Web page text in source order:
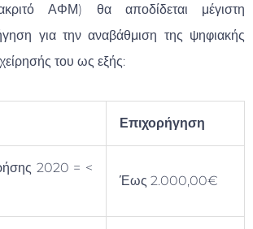
ΑΦΜ) θα αποδίδεται μέγιστη
για την αναβάθμιση της ψηφιακής
του ως εξής:
Επιχορήγηση
2020 = <
Έως 2.000,00€